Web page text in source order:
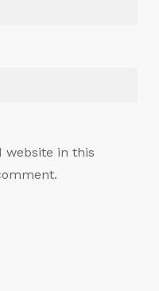
website in this